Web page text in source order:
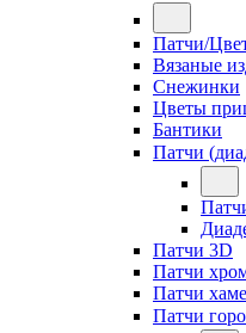
Патчи/
Вязаные
Снежинки
Цветы
Бантики
Патчи
Патчи 3D
Патчи
Патчи
Патчи